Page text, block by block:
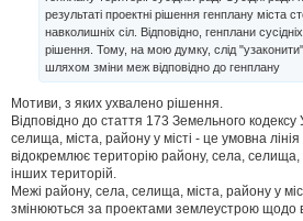
результаті проектні рішення генплану міста
навколишніх сіл. Відповідно, генплани
рішення. Тому, на мою думку, слід
шляхом зміни меж відповідно до генплану
Мотиви, з яких ухвалено рішення.
Відповідно до стаття 173 Земельного
селища, міста, району у місті - це умовна
відокремлює територію району, села, селища,
інших територій.
Межі району, села, селища, міста, району у
змінюються за проектами землеустрою щодо